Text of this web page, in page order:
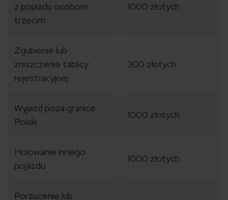
z pojazdu osobom
trzecim
1000 złotych
Zgubienie lub
zniszczenie tablicy
rejestracyjnej
300 złotych
Wyjazd poza granice
Polski
1000 złotych
Holowanie innego
pojazdu
1000 złotych
Porzucenie lub